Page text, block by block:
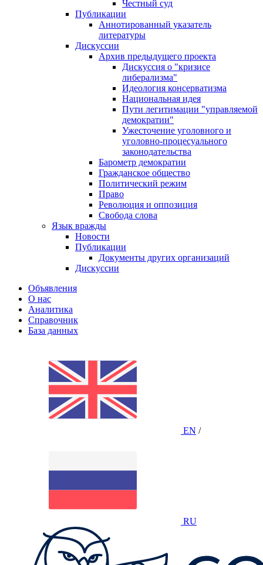
Честный суд
Публикации
Аннотированный указатель
литературы
Дискуссии
Архив предыдущего проекта
Дискуссия о "кризисе
либерализма"
Идеология консерватизма
Национальная идея
Пути легитимации "управляемой
демократии"
Ужесточение уголовного и
уголовно-процесуального
законодательства
Барометр демократии
Гражданское общество
Политический режим
Право
Революция и оппозиция
Свобода слова
Язык вражды
Новости
Публикации
Документы других организаций
Дискуссии
Объявления
О нас
Аналитика
Справочник
База данных
EN /
RU